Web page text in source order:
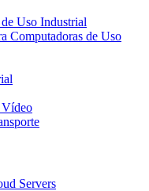
Uso Industrial
Computadoras de Uso
Vídeo
Servers